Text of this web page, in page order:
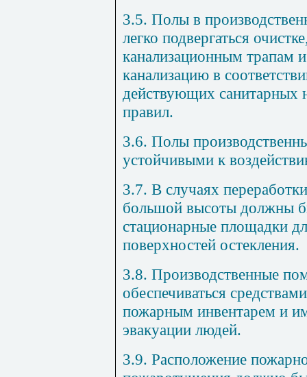
3.5. Полы в
легко подвергаться
канализационным трапам
канализацию в
действующих санитарных
правил.
3.6. Полы
устойчивыми к
3.7. В случаях
большой высоты должны
стационарные площадки
поверхностей остекления.
3.8. Производственные
обеспечиваться
пожарным инвентарем и
эвакуации людей.
3.9. Расположение